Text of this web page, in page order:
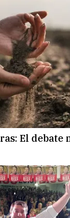
El debate